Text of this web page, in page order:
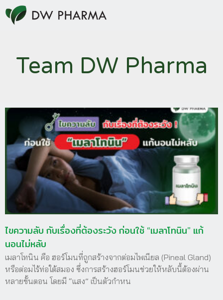
Team DW Pharma
ไขความลับ กับเรื่องที่ต้องระวัง ก่อนใช้ “เมลาโทนิน” แก้
นอนไม่หลับ
เมลาโทนิน คือ ฮอร์โมนที่ถูกสร้างจากต่อมไพเนียล (Pineal Gland)
หรือต่อมไร้ท่อใต้สมอง ซึ่งการสร้างฮอร์โมนช่วยให้หลับนี้ต้องผ่าน
หลายขั้นตอน โดยมี “แสง” เป็นตัวกำหน